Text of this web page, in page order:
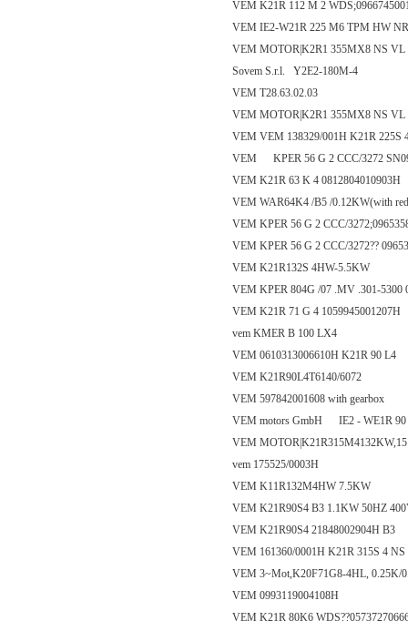
VEM K21R 112 M 2
VEM IE2-W21R 225 M6 TPM HW
VEM MOTOR|K2R1 355MX8 NS
Sovem S.r.l. Y2E2-180M-4
VEM T28.63.02.03
VEM MOTOR|K2R1 355MX8 NS
VEM VEM 138329/001H K21R 225S
VEM KPER 56 G 2 CCC/3272
VEM K21R 63 K 4 0812804010903H
VEM WAR64K4 /B5 /0.12KW(with
VEM KPER 56 G 2 CCC/
VEM KPER 56 G 2 CCC/3272??
VEM K21R132S 4HW-5.5KW
VEM KPER 804G /07 .MV .301-5300
VEM K21R 71 G 4 1059945001207H
vem KMER B 100 LX4
VEM 0610313006610H K21R 90 L4
VEM K21R90L4T6140/6072
VEM 597842001608 with gearbox
VEM motors GmbH IE2 - WE1R 90
VEM
vem 175525/0003H
VEM K11R132M4HW 7.5KW
VEM K21R90S4 B3 1.1KW 50HZ
VEM K21R90S4 21848002904H B3
VEM 161360/0001H K21R 315S 4
VEM 3~Mot,K20F71G8-4HL, 0.25K/
VEM 0993119004108H
VEM K21R 80K6